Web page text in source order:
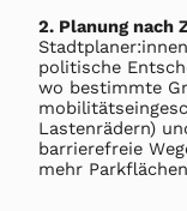
2. Planung nach
politische
wo bestimmte
Lastenrädern)
barrierefreie
mehr